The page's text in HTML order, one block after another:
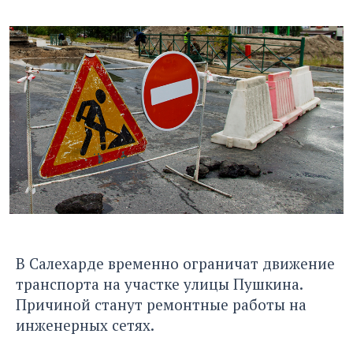
В Салехарде временно ограничат движение
транспорта на участке улицы Пушкина.
Причиной станут ремонтные работы на
инженерных сетях.